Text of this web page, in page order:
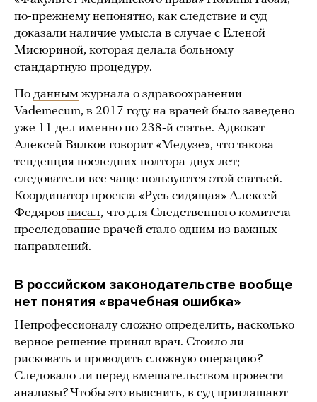
по-прежнему непонятно, как следствие и суд
доказали наличие умысла в случае с Еленой
Мисюриной, которая делала больному
стандартную процедуру.
По данным журнала о здравоохранении
Vademecum, в 2017 году на врачей было заведено
уже 11 дел именно по 238-й статье. Адвокат
Алексей Вялков говорит «Медузе», что такова
тенденция последних полтора-двух лет;
следователи все чаще пользуются этой статьей.
Координатор проекта «Русь сидящая» Алексей
Федяров писал, что для Следственного комитета
преследование врачей стало одним из важных
направлений.
В российском законодательстве вообще
нет понятия «врачебная ошибка»
Непрофессионалу сложно определить, насколько
верное решение принял врач. Стоило ли
рисковать и проводить сложную операцию?
Следовало ли перед вмешательством провести
анализы? Чтобы это выяснить, в суд приглашают